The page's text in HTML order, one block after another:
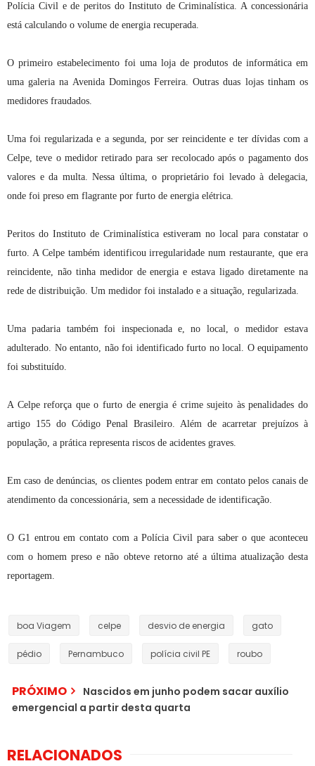
Polícia Civil e de peritos do Instituto de Criminalística. A concessionária
está calculando o volume de energia recuperada.
O primeiro estabelecimento foi uma loja de produtos de informática em
uma galeria na Avenida Domingos Ferreira. Outras duas lojas tinham os
medidores fraudados.
Uma foi regularizada e a segunda, por ser reincidente e ter dívidas com a
Celpe, teve o medidor retirado para ser recolocado após o pagamento dos
valores e da multa. Nessa última, o proprietário foi levado à delegacia,
onde foi preso em flagrante por furto de energia elétrica.
Peritos do Instituto de Criminalística estiveram no local para constatar o
furto. A Celpe também identificou irregularidade num restaurante, que era
reincidente, não tinha medidor de energia e estava ligado diretamente na
rede de distribuição. Um medidor foi instalado e a situação, regularizada.
Uma padaria também foi inspecionada e, no local, o medidor estava
adulterado. No entanto, não foi identificado furto no local. O equipamento
foi substituído.
A Celpe reforça que o furto de energia é crime sujeito às penalidades do
artigo 155 do Código Penal Brasileiro. Além de acarretar prejuízos à
população, a prática representa riscos de acidentes graves.
Em caso de denúncias, os clientes podem entrar em contato pelos canais de
atendimento da concessionária, sem a necessidade de identificação.
O G1 entrou em contato com a Polícia Civil para saber o que aconteceu
com o homem preso e não obteve retorno até a última atualização desta
reportagem.
boa Viagem celpe desvio de energia gato
pédio Pernambuco polícia civil PE roubo
PRÓXIMO
Nascidos em junho podem sacar auxílio
emergencial a partir desta quarta
RELACIONADOS